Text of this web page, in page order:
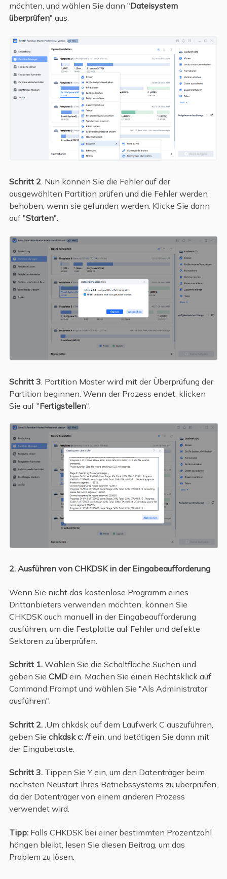
möchten, und wählen Sie dann "Dateisystem
überprüfen" aus.
Schritt 2. Nun können Sie die Fehler auf der
ausgewählten Partition prüfen und die Fehler werden
behoben, wenn sie gefunden werden. Klicke Sie dann
auf "Starten".
Schritt 3 . Partition Master wird mit der Überprüfung der
Partition beginnen. Wenn der Prozess endet, klicken
Sie auf "Fertigstellen".
2. Ausführen von CHKDSK in der Eingabeaufforderung
Wenn Sie nicht das kostenlose Programm eines
Drittanbieters verwenden möchten, können Sie
CHKDSK auch manuell in der Eingabeaufforderung
ausführen, um die Festplatte auf Fehler und defekte
Sektoren zu überprüfen.
Schritt 1. Wählen Sie die Schaltfläche Suchen und
geben Sie CMD ein. Machen Sie einen Rechtsklick auf
Command Prompt und wählen Sie "Als Administrator
ausführen".
Schritt 2. .Um chkdsk auf dem Laufwerk C auszuführen,
geben Sie chkdsk c: /fein, und betätigen Sie dann mit
der Eingabetaste.
Schritt 3. Tippen Sie Y ein, um den Datenträger beim
nächsten Neustart Ihres Betriebssystems zu überprüfen,
da der Datenträger von einem anderen Prozess
verwendet wird.
Tipp: Falls CHKDSK bei einer bestimmten Prozentzahl
hängen bleibt, lesen Sie diesen Beitrag, um das
Problem zu lösen.